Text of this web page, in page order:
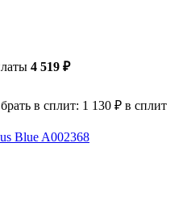
4 519 ₽
в сплит: 1 130 ₽ в сплит
Blue A002368